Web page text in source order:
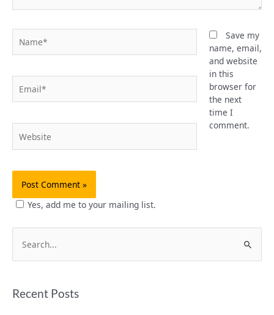
Save my
name, email,
and website
in this
browser for
the next
time I
comment.
Yes, add me to your mailing list.
e
rRecent Posts